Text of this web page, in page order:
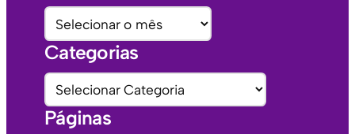
A
r
q
u
v
Categorias
C
a
tPáginas